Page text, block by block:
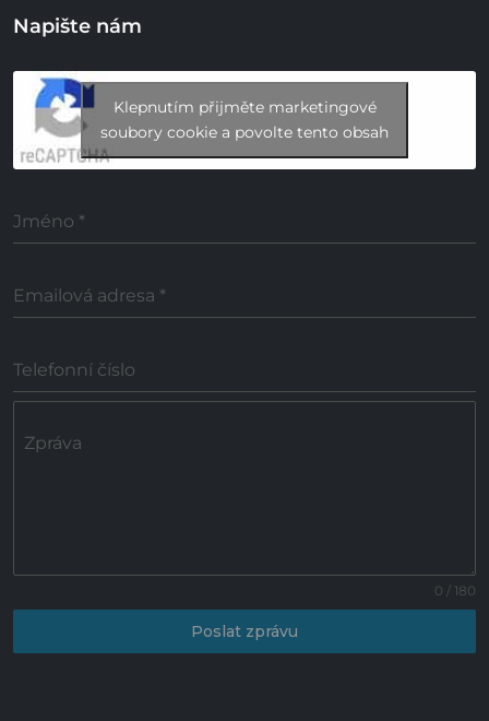
Napište nám
Klepnutím přijměte marketingové
soubory cookie a povolte tento obsah
Jméno *
Emailová adresa *
Telefonní číslo
Zpráva
0 / 180
Poslat zprávu